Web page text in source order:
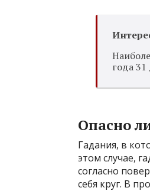
года
Опасно
Гадания, в
этом случае,
согласно
себя круг. В